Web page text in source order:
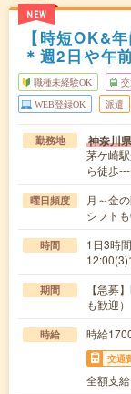
NEW
【時短OK&
＊週2日や午
職種未経験OK
WEB登録OK 派遣
勤務地 神奈川
茅ケ崎
ら徒歩
曜日頻度
月～金
シフトも
時間
1日3時
期間
【急募
も歓迎）
時給 時給
交通
全額支給